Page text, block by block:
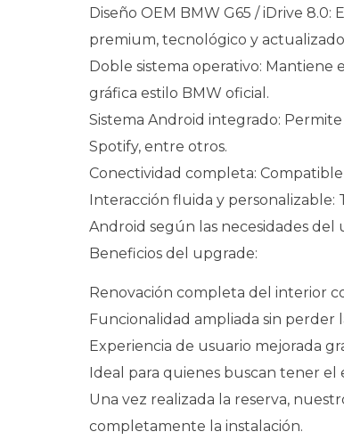
Diseño OEM BMW G65 / iDrive
premium, tecnológico y
Doble sistema operativo: Mantiene
gráfica estilo BMW oficial.
Sistema Android integrado:
Spotify, entre otros.
Conectividad completa:
Interacción fluida y personalizable:
Android según las necesidades del
Beneficios del upgrade:
Renovación completa del interior
Funcionalidad ampliada sin perder
Experiencia de usuario mejorada
Ideal para quienes buscan tener
Una vez realizada la reserva,
completamente la instalación.